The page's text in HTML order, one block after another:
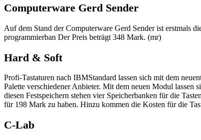
Computerware Gerd Sender
Auf dem Stand der Computerware Gerd Sender ist erstmals
programmierban Der Preis beträgt 348 Mark. (mr)
Hard & Soft
Profi-Tastaturen nach IBMStandard lassen sich mit dem
Palette verschiedener Anbieter. Mit dem neuen Modul
diesen Festspeichern stehen vier Speicherbanken für die
für 198 Mark zu haben. Hinzu kommen die Kosten für die
C-Lab